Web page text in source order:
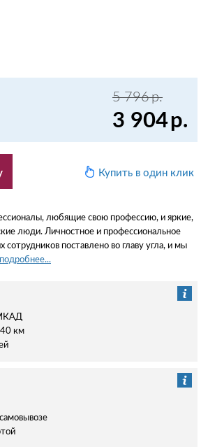
5 796р.
3 904р.
Купить в один клик
любящие свою профессию, и яркие,
люди. Личностное и профессиональное
сотрудников поставлено во главу угла, и мы
подробнее...
км